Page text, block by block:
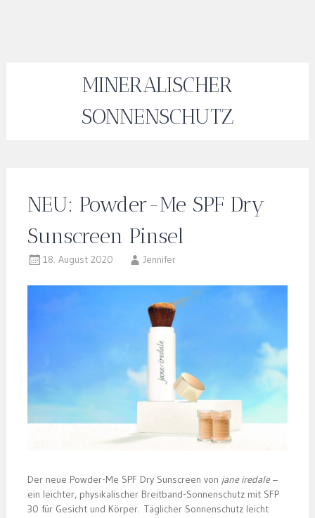
MINERALISCHER
SONNENSCHUTZ
NEU: Powder-Me SPF Dry
Sunscreen Pinsel
18. August 2020 Jennifer
Der neue Powder-Me SPF Dry Sunscreen von jane iredale–
ein leichter, physikalischer Breitband-Sonnenschutz mit SFP
30 für Gesicht und Körper. Täglicher Sonnenschutz leicht